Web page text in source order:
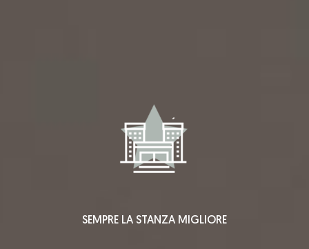
SEMPRE LA STANZA MIGLIORE